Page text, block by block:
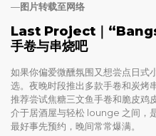
—图片转载至网络
Last Project｜
手卷与串烧吧
如果你偏爱微醺氛围又想尝点日
选。夜晚时段推出多款手卷和炭烤
推荐尝试焦糖三文鱼手卷和脆皮鸡
介于居酒屋与轻松 lounge 之间，
最好事先预约，晚间常常爆满。